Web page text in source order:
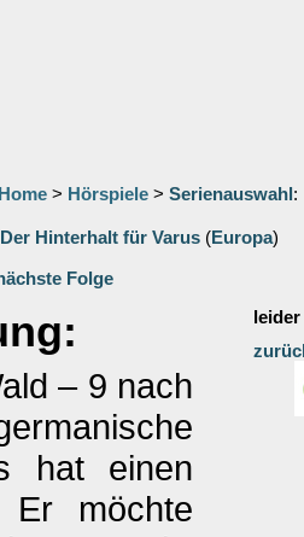
Home > Hörspiele > Serienauswahl :
Der Hinterhalt für Varus (Europa)
Folge
– 9 nach
hat einen
Er möchte